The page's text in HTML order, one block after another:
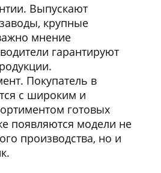
Выпускают
крупные
мнение
гарантируют
Покупатель в
с широким и
готовых
появляются модели не
производства, но и